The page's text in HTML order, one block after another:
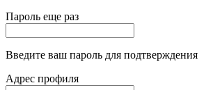
Пароль еще раз
Введите ваш пароль для подтверждения
Адрес профиля